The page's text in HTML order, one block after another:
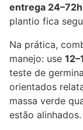
entrega 24–72h
plantio fica
Na prática,
manejo: use
teste de
orientados
massa verde
estão alinhados.